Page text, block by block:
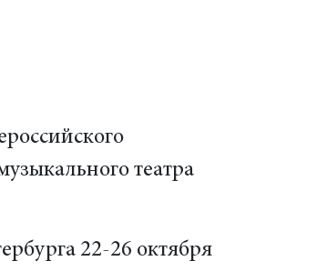
театра
22-26 октября